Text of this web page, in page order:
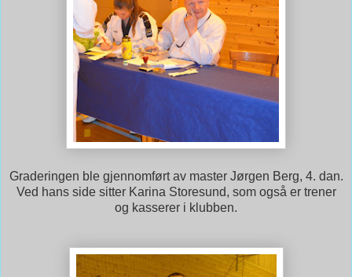
Graderingen ble gjennomført av master Jørgen Berg, 4. dan.
Ved hans side sitter Karina Storesund, som også er trener
og kasserer i klubben.